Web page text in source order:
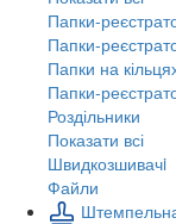
Папки-
Папки-
Папки на
Папки-
Роздільники
Показати всі
Швидкозшивачi
Файли